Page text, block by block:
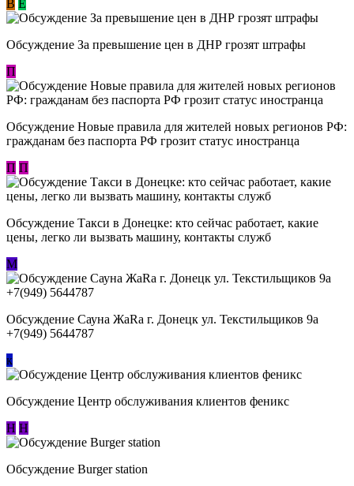
В E
Обсуждение За превышение цен в ДНР грозят штрафы
П
Обсуждение Новые правила для жителей новых регионов РФ:
гражданам без паспорта РФ грозит статус иностранца
П П
Обсуждение ​Такси в Донецке: кто сейчас работает, какие
цены, легко ли вызвать машину, контакты служб
М
Обсуждение Сауна ЖаRa г. Донецк ул. Текстильщиков 9а
+7(949) 5644787
к
Обсуждение Центр обслуживания клиентов феникс
Н Н
Обсуждение Burger station